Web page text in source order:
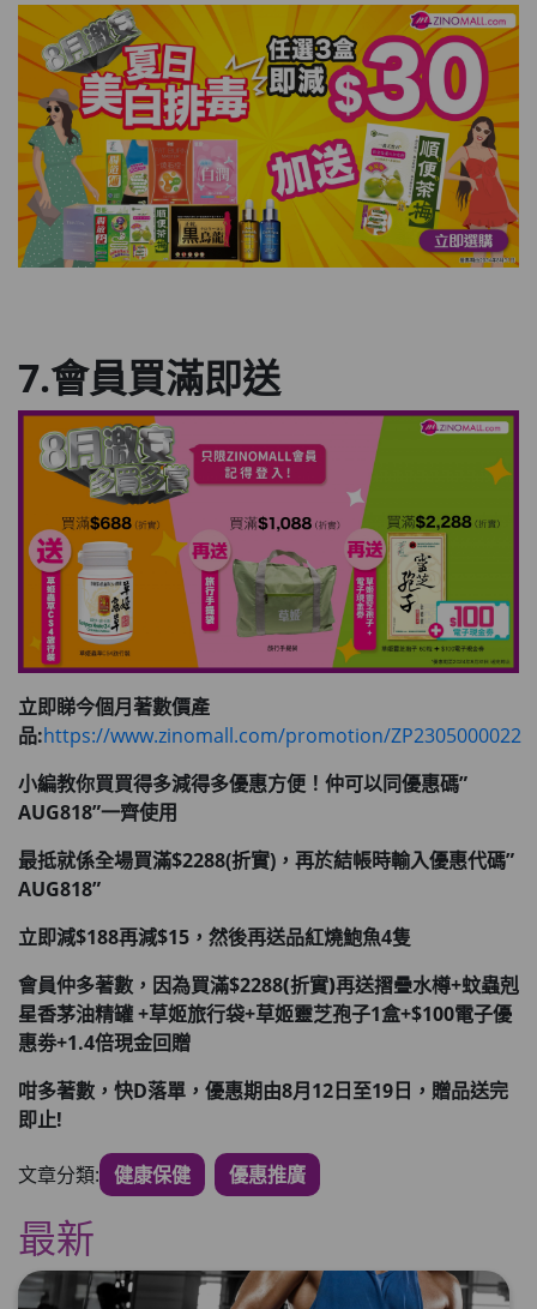
7.會員買滿即送
立即睇今個月著數價產
品:https://www.zinomall.com/promotion/ZP2305000022
小編教你買買得多減得多優惠方便！仲可以同優惠碼”
AUG818”一齊使用
最抵就係全場買滿$2288(折實)，再於結帳時輸入優惠代碼”
AUG818”
立即減$188再減$15 ，然後再送品紅燒鮑魚4隻
會員仲多著數，因為買滿$2288(折實)再送摺疊水樽+蚊蟲剋
星香茅油精罐 +草姬旅行袋+草姬靈芝孢子1盒+$100電子優
惠劵+1.4倍現金回贈
咁多著數，快D落單，優惠期由8月12日至19日，贈品送完
即止!
文章分類: 健康保健 優惠推廣
最新